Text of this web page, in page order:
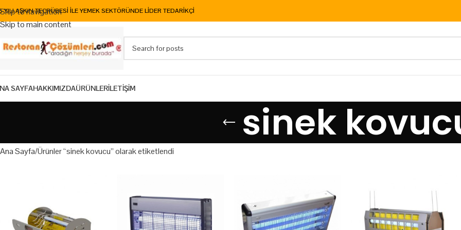
Skip to navigation
Skip to main content
YILI AŞKIN TECRÜBESİ İLE YEMEK SEKTÖRÜNDE LİDER TEDARİKÇİ
SAYFAHAKKIMIZDAÜRÜNLERİLETİŞİM
sinek
Ana Sayfa Ürünler “sinek kovucu” olarak etiketlendi